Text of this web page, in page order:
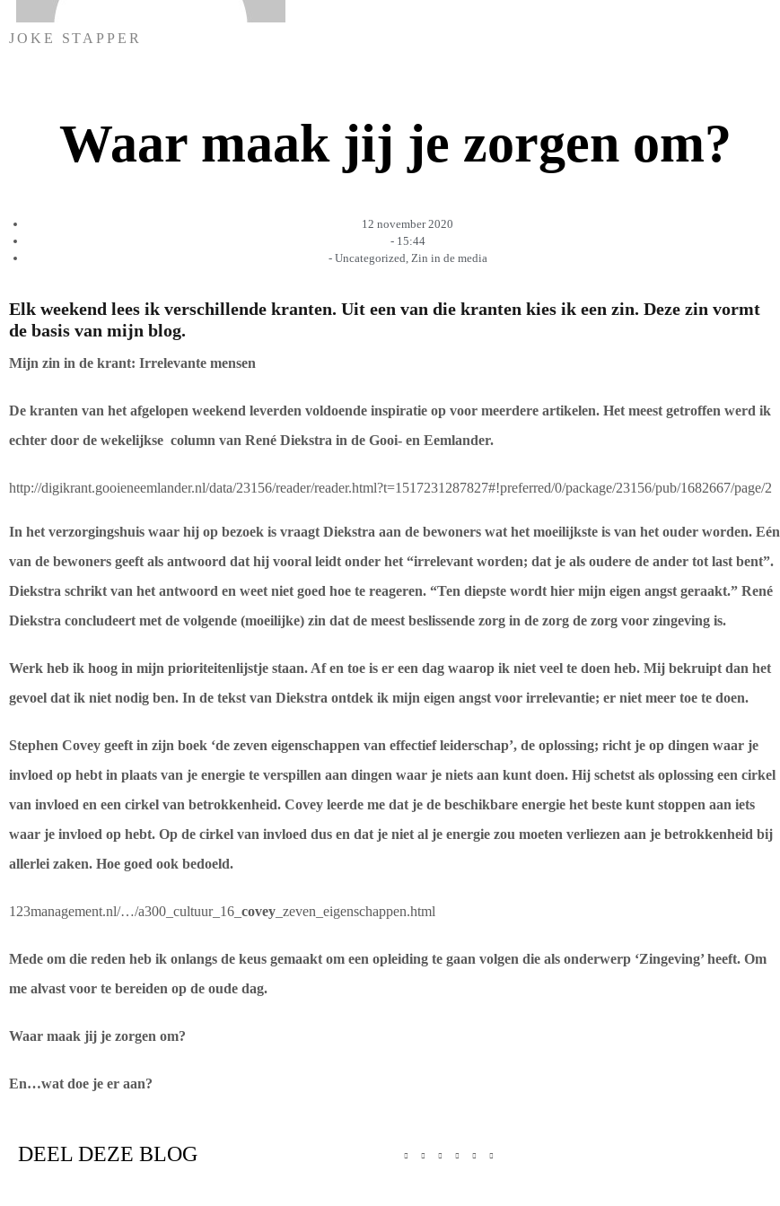
JOKE STAPPER
Waar maak jij je zorgen om?
12 november 2020
- 15:44
- Uncategorized, Zin in de media
Elk weekend lees ik verschillende kranten. Uit een van die kranten kies ik een zin. Deze zin vormt
de basis van mijn blog.
Mijn zin in de krant: Irrelevante mensen
De kranten van het afgelopen weekend leverden voldoende inspiratie op voor meerdere artikelen. Het meest getroffen werd ik
echter door de wekelijkse column van René Diekstra in de Gooi- en Eemlander.
http://digikrant.gooieneemlander.nl/data/23156/reader/reader.html?t=1517231287827#!preferred/0/package/23156/pub/1682667/page/2
In het verzorgingshuis waar hij op bezoek is vraagt Diekstra aan de bewoners wat het moeilijkste is van het ouder worden. Eén
van de bewoners geeft als antwoord dat hij vooral leidt onder het “irrelevant worden; dat je als oudere de ander tot last bent”.
Diekstra schrikt van het antwoord en weet niet goed hoe te reageren. “Ten diepste wordt hier mijn eigen angst geraakt.” René
Diekstra concludeert met de volgende (moeilijke) zin dat de meest beslissende zorg in de zorg de zorg voor zingeving is.
Werk heb ik hoog in mijn prioriteitenlijstje staan. Af en toe is er een dag waarop ik niet veel te doen heb. Mij bekruipt dan het
gevoel dat ik niet nodig ben. In de tekst van Diekstra ontdek ik mijn eigen angst voor irrelevantie; er niet meer toe te doen.
Stephen Covey geeft in zijn boek ‘de zeven eigenschappen van effectief leiderschap’, de oplossing; richt je op dingen waar je
invloed op hebt in plaats van je energie te verspillen aan dingen waar je niets aan kunt doen. Hij schetst als oplossing een cirkel
van invloed en een cirkel van betrokkenheid. Covey leerde me dat je de beschikbare energie het beste kunt stoppen aan iets
waar je invloed op hebt. Op de cirkel van invloed dus en dat je niet al je energie zou moeten verliezen aan je betrokkenheid bij
allerlei zaken. Hoe goed ook bedoeld.
123management.nl/…/a300_cultuur_16_ covey _zeven_eigenschappen.html
Mede om die reden heb ik onlangs de keus gemaakt om een opleiding te gaan volgen die als onderwerp ‘Zingeving’ heeft. Om
me alvast voor te bereiden op de oude dag.
Waar maak jij je zorgen om?
En…wat doe je er aan?
DEEL DEZE BLOG